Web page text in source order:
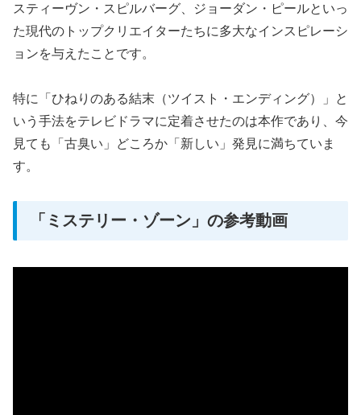
スティーヴン・スピルバーグ、ジョーダン・ピールといっ
た現代のトップクリエイターたちに多大なインスピレーシ
ョンを与えたことです。
特に「ひねりのある結末（ツイスト・エンディング）」と
いう手法をテレビドラマに定着させたのは本作であり、今
見ても「古臭い」どころか「新しい」発見に満ちていま
す。
「ミステリー・ゾーン」の参考動画